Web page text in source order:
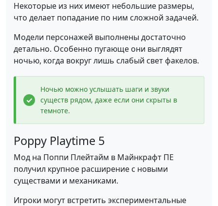
Некоторые из них имеют небольшие размеры,
что делает попадание по ним сложной задачей.
Модели персонажей выполнены достаточно
детально. Особенно пугающе они выглядят
ночью, когда вокруг лишь слабый свет факелов.
Ночью можно услышать шаги и звуки
существ рядом, даже если они скрыты в
темноте.
Poppy Playtime 5
Мод на Поппи Плейтайм в Майнкрафт ПЕ
получил крупное расширение с новыми
существами и механиками.
Игроки могут встретить экспериментальные